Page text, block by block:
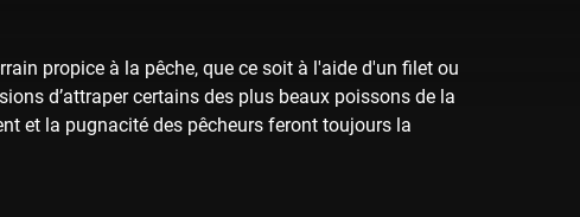
propice à la pêche, que ce soit à l'aide d'un filet ou
d’attraper certains des plus beaux poissons de la
et la pugnacité des pêcheurs feront toujours la